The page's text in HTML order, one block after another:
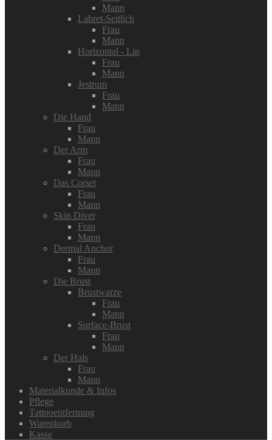
Mann
Labret-Seitlich
Frau
Mann
Horizontal - Lip
Frau
Mann
Jestrum
Frau
Mann
Die Hand
Frau
Mann
Der Arm
Frau
Mann
Das Corset
Frau
Mann
Skin Diver
Frau
Mann
Dermal Anchor
Frau
Mann
Die Brust
Brustwarze
Frau
Mann
Surface-Brust
Frau
Mann
Der Hals
Frau
Mann
Materialkunde & Infos
Pflege
Tattooentfernung
Warenkorb
Kasse